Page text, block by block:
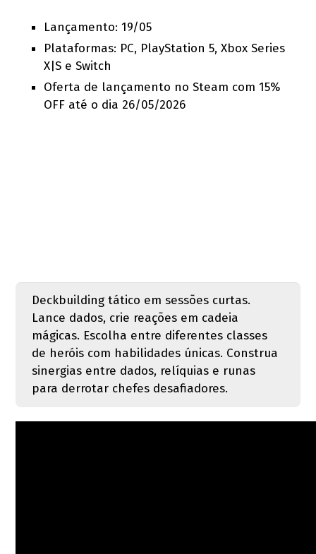
Lançamento: 19/05
Plataformas: PC, PlayStation 5, Xbox Series
X|S e Switch
Oferta de lançamento no Steam com 15%
OFF até o dia 26/05/2026
Deckbuilding tático em sessões curtas.
Lance dados, crie reações em cadeia
mágicas. Escolha entre diferentes classes
de heróis com habilidades únicas. Construa
sinergias entre dados, relíquias e runas
para derrotar chefes desafiadores.